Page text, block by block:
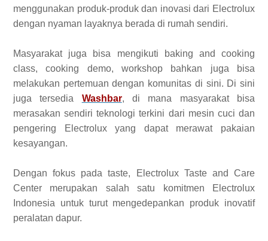
menggunakan produk-produk dan inovasi dari Electrolux
dengan nyaman layaknya berada di rumah sendiri.
Masyarakat juga bisa mengikuti baking and cooking
class, cooking demo, workshop bahkan juga bisa
melakukan pertemuan dengan komunitas di sini. Di sini
juga tersedia Washbar, di mana masyarakat bisa
merasakan sendiri teknologi terkini dari mesin cuci dan
pengering Electrolux yang dapat merawat pakaian
kesayangan.
Dengan fokus pada taste, Electrolux Taste and Care
Center merupakan salah satu komitmen Electrolux
Indonesia untuk turut mengedepankan produk inovatif
peralatan dapur.